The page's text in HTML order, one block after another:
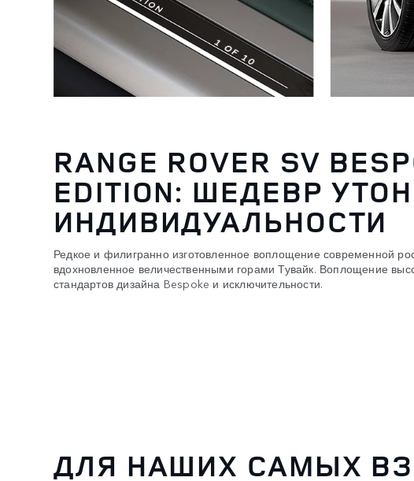
RANGE ROVER SV
EDITION: ШЕДЕВР
ИНДИВИДУАЛЬНОСТИ
Редкое и филигранно изготовленное воплощение современной
вдохновленное величественными горами Тувайк. Воплощение
стандартов дизайна Bespoke и исключительности.
ДЛЯ НАШИХ САМЫХ